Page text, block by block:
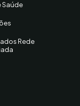
Saúde
Rede